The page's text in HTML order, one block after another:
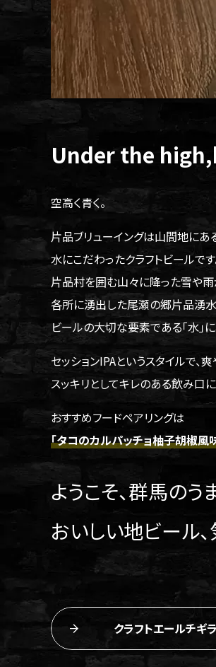
Under the
空高く青く。
片品ブリューイングは山間地にあ
水にこだわったクラフトビールです
片品村を囲む山々に降った雪や
各所に湧出した尾瀬の郷片品湧
ビールの大切な要素である｢水｣
セッションIPAというスタイルで
スッキリとしてキレのある飲み口
おすすめフードペアリングは
「タコのカルパッチョ柚子胡椒風
ようこそ、群馬の
おいしい地ビール
クラフトエールチギラ